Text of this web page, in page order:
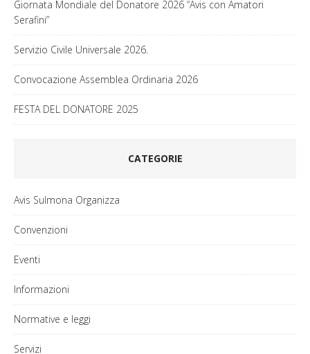
Giornata Mondiale del Donatore 2026 “Avis con Amatori
Serafini”
Servizio Civile Universale 2026.
Convocazione Assemblea Ordinaria 2026
FESTA DEL DONATORE 2025
CATEGORIE
Avis Sulmona Organizza
Convenzioni
Eventi
Informazioni
Normative e leggi
Servizi